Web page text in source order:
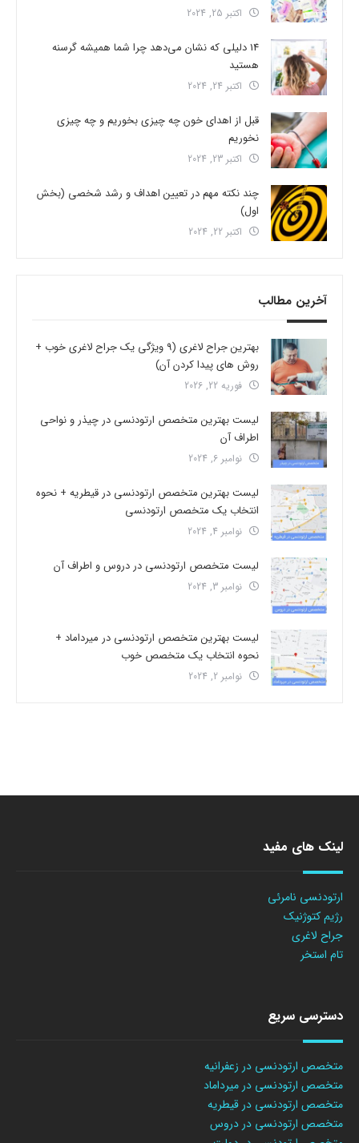
اکتبر 25, 2024
14 دلیلی که نشان می‌دهد چرا شما همیشه گرسنه
هستید
اکتبر 24, 2024
قبل از اهدای خون چه چیزی بخوریم و چه چیزی
نخوریم
اکتبر 23, 2024
چند نکته مهم در تعیین اهداف و رشد شخصی (بخش
اول)
اکتبر 22, 2024
آخرین مطالب
بهترین جراح لاغری (9 ویژگی یک جراح لاغری خوب +
روش های پیدا کردن آن)
فوریه 22, 2026
لیست بهترین متخصص ارتودنسی در چیذر و نواحی
اطراف آن
نوامبر 6, 2024
لیست بهترین متخصص ارتودنسی در قیطریه + نحوه
انتخاب یک متخصص ارتودنسی
نوامبر 4, 2024
لیست متخصص ارتودنسی در دروس و اطراف آن
نوامبر 3, 2024
لیست بهترین متخصص ارتودنسی در میرداماد +
نحوه انتخاب یک متخصص خوب
نوامبر 2, 2024
لینک های مفید
ارتودنسی نامرئی
رژیم کتوژنیک
جراح لاغری
تام استخر
دسترسی سریع
متخصص ارتودنسی در زعفرانیه
متخصص ارتودنسی در میرداماد
متخصص ارتودنسی در قیطریه
متخصص ارتودنسی در دروس